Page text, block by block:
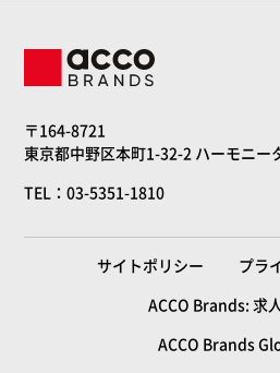
〒164-8721
東京都中野区本町1-32-2 ハーモニー
TEL：03-5351-1810
サイトポリシー
プラ
ACCO Brands: 求
ACCO Brands